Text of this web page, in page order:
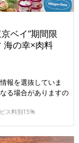
ベイ”期間限
海の幸×肉料
報を選抜していま
る場合がありますの
ス料別15%